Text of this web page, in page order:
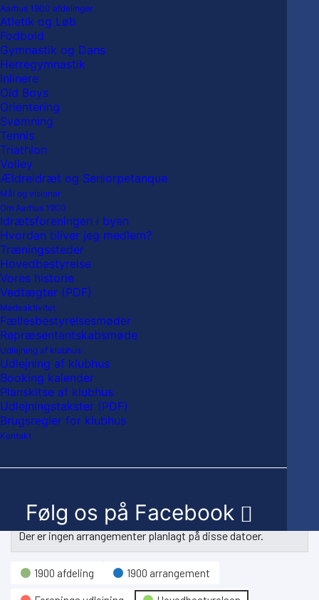
Aarhus 1900 afdelinger
Atletik og Løb
Fodbold
Gymnastik og Dans
Herregymnastik
Inlinere
Old Boys
Orientering
Svømning
Tennis
Triathlon
Volley
Ældreidræt og Seniorpetanque
Mål og visioner
Om Aarhus 1900
Idrætsforeningen i byen
Hvordan bliver jeg medlem?
Træningssteder
Hovedbestyrelse
Vores historie
Vedtægter (PDF)
Mødeaktivitet
Fællesbestyrelsesmøder
Repræsentantskabsmøde
Udlejning af klubhus
Udlejning af klubhus
Booking kalender
Planskitse af klubhus
Udlejningstakster (PDF)
Brugsregler for klubhus
Kontakt
Følg os på Facebook
My Calendar
Home My Calendar
My Calendar
2024-12-02
Måned Uge Dag
Der er ingen arrangementer planlagt på disse datoer.
Hændelseskategori
1900 afdeling 1900 arrangement